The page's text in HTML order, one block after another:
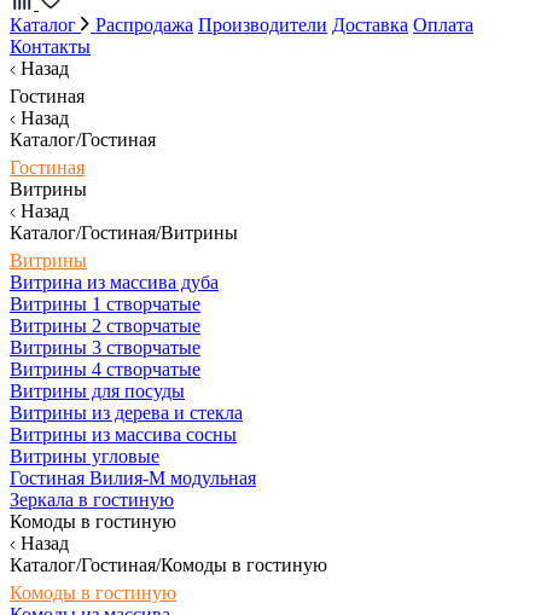
Каталог Распродажа Производители Доставка Оплата
Контакты
Назад
Гостиная
Назад
Каталог/Гостиная
Гостиная
Витрины
Назад
Каталог/Гостиная/Витрины
Витрины
Витрина из массива дуба
Витрины 1 створчатые
Витрины 2 створчатые
Витрины 3 створчатые
Витрины 4 створчатые
Витрины для посуды
Витрины из дерева и стекла
Витрины из массива сосны
Витрины угловые
Гостиная Вилия-М модульная
Зеркала в гостиную
Комоды в гостиную
Назад
Каталог/Гостиная/Комоды в гостиную
Комоды в гостиную